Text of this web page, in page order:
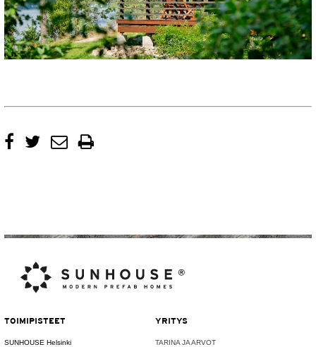
TOIMIPISTEET
SUNHOUSE Helsinki
YRITYS
TARINA JA ARVOT